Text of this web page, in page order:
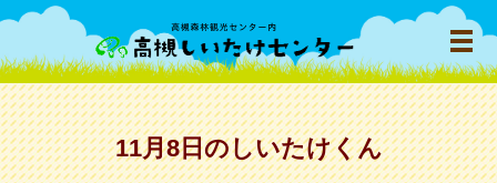
メ
11月8日のしいたけくん